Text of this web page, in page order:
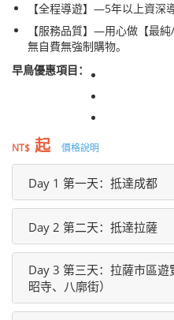
【全程導遊】—5年以上資深
【服務品質】—用心做【最
無自費無強制購物。
早鳥優惠項目：
NT$ 起 價格說明
Day 1 第一天：抵達成都
Day 2 第二天：抵達拉薩
Day 3 第三天：拉薩市區
昭寺、八廓街）